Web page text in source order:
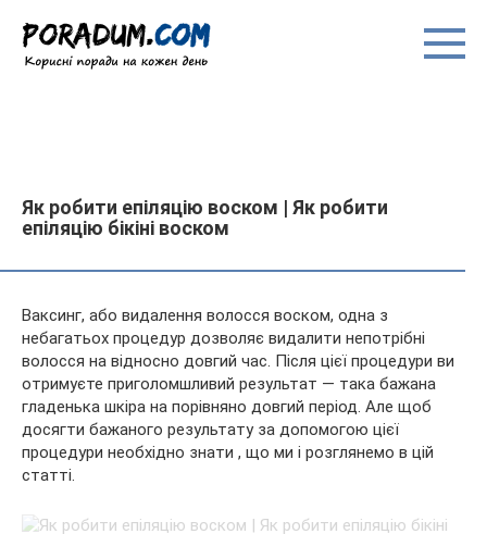
вмісту
Як робити епіляцію воском | Як робити
епіляцію бікіні воском
Ваксинг, або видалення волосся воском, одна з
небагатьох процедур дозволяє видалити непотрібні
волосся на відносно довгий час. Після цієї процедури ви
отримуєте приголомшливий результат — така бажана
гладенька шкіра на порівняно довгий період. Але щоб
досягти бажаного результату за допомогою цієї
процедури необхідно знати , що ми і розглянемо в цій
статті.